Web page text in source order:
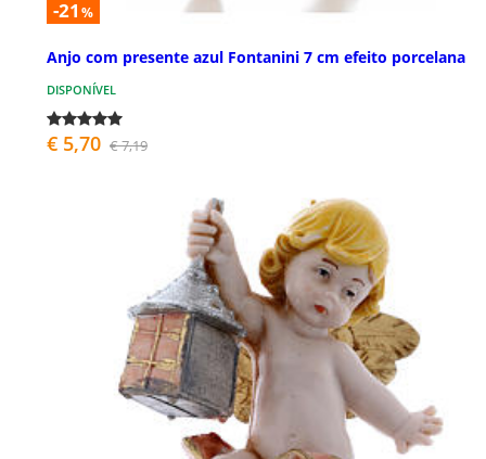
-21 %
Anjo com presente azul Fontanini 7 cm efeito porcelana
DISPONÍVEL
€ 5,70 € 7,19